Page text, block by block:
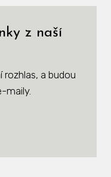
z naší
rozhlas, a budou
maily.